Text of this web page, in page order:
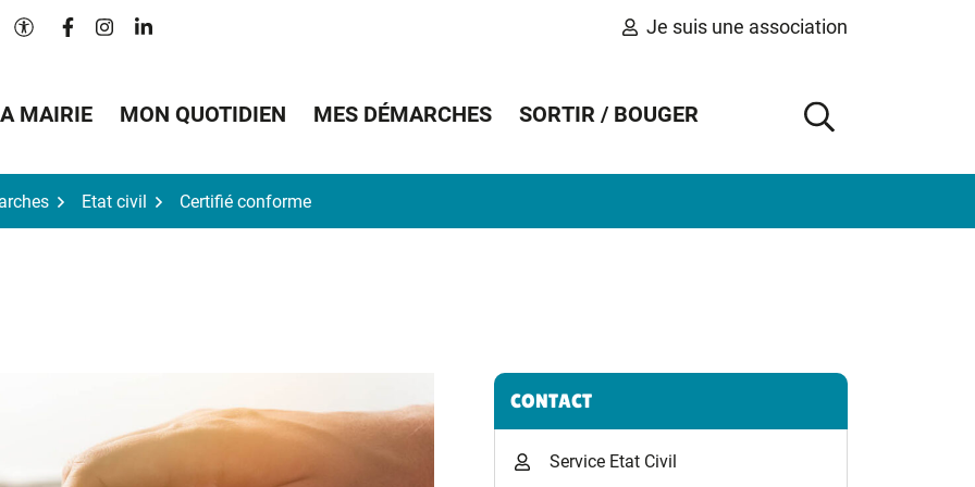
Paramètres d'accessibilité
Lien vers le compte Facebook
Lien vers le compte Instagram
Lien vers le compte Linkedin Je suis une association
MAIRIE MON QUOTIDIEN MES DÉMARCHES SORTIR / BOUGER
AFFICHER
Etat civil Certifié conforme
Informations complémentaires
CONTACT
Service Etat Civil